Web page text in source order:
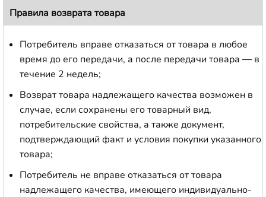
Правила возврата товара
Потребитель вправе отказаться от товара в любое
время до его передачи, а после передачи товара — в
течение 2 недель;
Возврат товара надлежащего качества возможен в
случае, если сохранены его товарный вид,
потребительские свойства, а также документ,
подтверждающий факт и условия покупки указанного
товара;
Потребитель не вправе отказаться от товара
надлежащего качества, имеющего индивидуально-